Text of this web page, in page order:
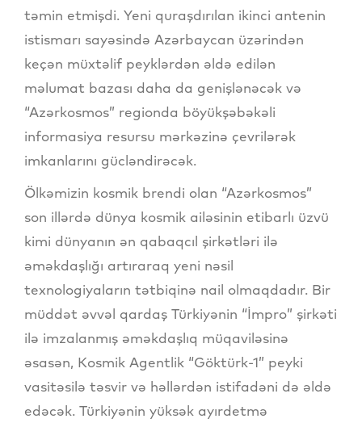
təmin etmişdi. Yeni quraşdırılan ikinci antenin
istismarı sayəsində Azərbaycan üzərindən
keçən müxtəlif peyklərdən əldə edilən
məlumat bazası daha da genişlənəcək və
“Azərkosmos” regionda böyükşəbəkəli
informasiya resursu mərkəzinə çevrilərək
imkanlarını gücləndirəcək.
Ölkəmizin kosmik brendi olan “Azərkosmos”
son illərdə dünya kosmik ailəsinin etibarlı üzvü
kimi dünyanın ən qabaqcıl şirkətləri ilə
əməkdaşlığı artıraraq yeni nəsil
texnologiyaların tətbiqinə nail olmaqdadır. Bir
müddət əvvəl qardaş Türkiyənin “İmpro” şirkəti
ilə imzalanmış əməkdaşlıq müqaviləsinə
əsasən, Kosmik Agentlik “Göktürk-1” peyki
vasitəsilə təsvir və həllərdən istifadəni də əldə
edəcək. Türkiyənin yüksək ayırdetmə